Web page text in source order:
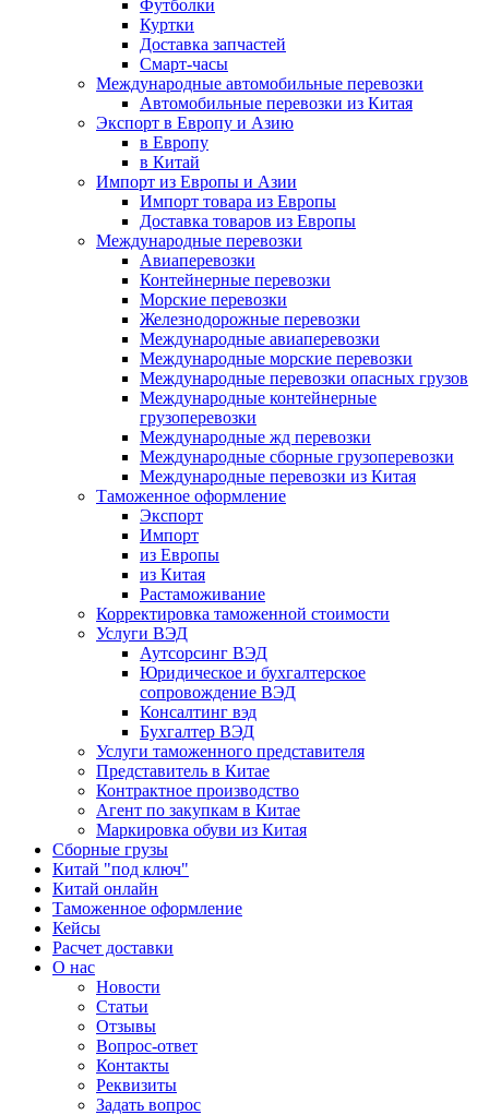
Футболки
Куртки
Доставка запчастей
Смарт-часы
Международные автомобильные перевозки
Автомобильные перевозки из Китая
Экспорт в Европу и Азию
в Европу
в Китай
Импорт из Европы и Азии
Импорт товара из Европы
Доставка товаров из Европы
Международные перевозки
Авиаперевозки
Контейнерные перевозки
Морские перевозки
Железнодорожные перевозки
Международные авиаперевозки
Международные морские перевозки
Международные перевозки опасных грузов
Международные контейнерные
грузоперевозки
Международные жд перевозки
Международные сборные грузоперевозки
Международные перевозки из Китая
Таможенное оформление
Экспорт
Импорт
из Европы
из Китая
Растаможивание
Корректировка таможенной стоимости
Услуги ВЭД
Аутсорсинг ВЭД
Юридическое и бухгалтерское
сопровождение ВЭД
Консалтинг вэд
Бухгалтер ВЭД
Услуги таможенного представителя
Представитель в Китае
Контрактное производство
Агент по закупкам в Китае
Маркировка обуви из Китая
Сборные грузы
Китай "под ключ"
Китай онлайн
Таможенное оформление
Кейсы
Расчет доставки
О нас
Новости
Статьи
Отзывы
Вопрос-ответ
Контакты
Реквизиты
Задать вопрос